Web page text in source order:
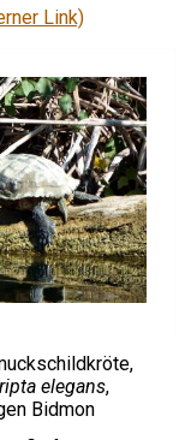
Link)
elegans,
Bidmon